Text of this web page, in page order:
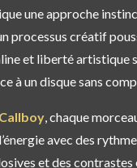
une approche
processus créatif
et liberté artistique
à un disque sans
, chaque
avec des r
et des contrastes